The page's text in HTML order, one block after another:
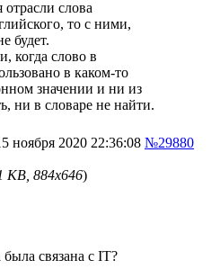
слова
то с ними,
будет.
когда слово в
в каком-то
значении и ни из
ни в словаре не найти.
ноября 2020 22:36:08 №29880
KB, 884x646)
связана с IT?